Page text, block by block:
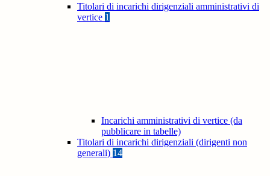
Titolari di incarichi dirigenziali amministrativi di
vertice 1
Incarichi amministrativi di vertice (da
pubblicare in tabelle)
Titolari di incarichi dirigenziali (dirigenti non
generali) 14